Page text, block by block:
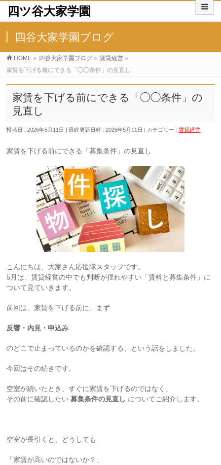
四ツ谷大家学園
四谷大家学園ブログ
HOME » 四谷大家学園ブログ » 賃貸経営 »
家賃を下げる前にできる「◯◯条件」の見直し
家賃を下げる前にできる「◯◯条件」の
見直し
投稿日 : 2026年5月11日 最終更新日時 : 2026年5月11日 カテゴリー :賃貸経営
家賃を下げる前にできる「募集条件」の見直し
こんにちは、大家さん応援隊スタッフです。
5月は、賃貸経営の中でも判断が揺れやすい「賃料と募集条件」に
ついて見ていきます。
前回は、家賃を下げる前に、まず
反響・内見・申込み
のどこで止まっているのかを確認する、という話をしました。
今回はその続きです。
空室が続いたとき、すぐに家賃を下げるのではなく、
その前に確認したい募集条件の見直し についてご紹介します。
空室が長引くと、どうしても
「家賃が高いのではないか？」